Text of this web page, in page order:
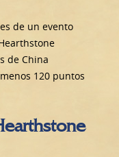
de un evento
de China
120 puntos